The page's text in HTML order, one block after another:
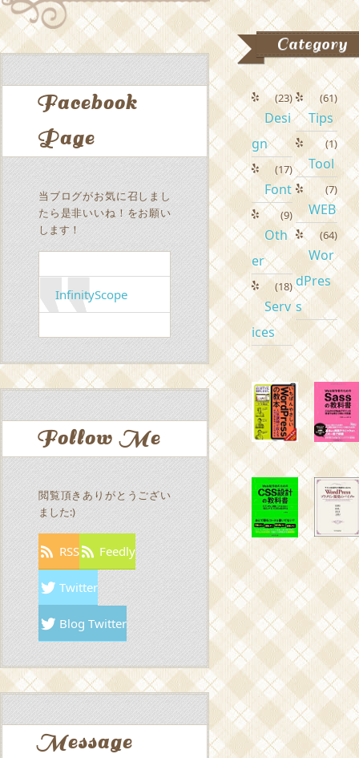
Facebook
Page
当ブログがお気に召しまし
たら是非いいね！をお願い
します！
InfinityScope
Follow Me
閲覧頂きありがとうござい
ました:)
RSS Feedly
Twitter
Blog Twitter
Message
Category
Desi
gn
(23)
Font
(17)
Oth
er
(9)
Serv
ices
(18)
Tips
(61)
Tool
(1)
WEB
(7)
Wor
dPres
s
(64)